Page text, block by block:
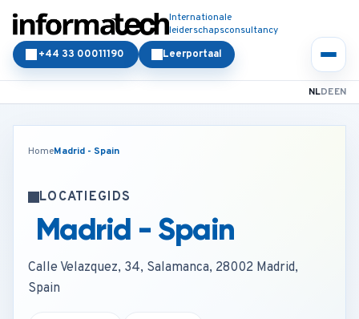
Internationale
leiderschapsconsultancy
Leerportaal
+44 33 00011190
NLDEEN
HomeMadrid - Spain
LOCATIEGIDS
Madrid - Spain
Calle Velazquez, 34, Salamanca, 28002 Madrid,
Spain